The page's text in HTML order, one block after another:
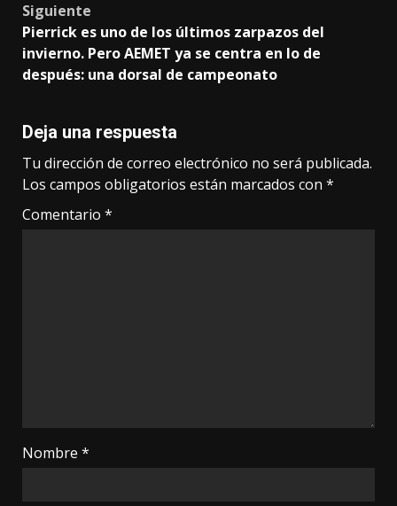
Siguiente
Pierrick es uno de los últimos zarpazos del
invierno. Pero AEMET ya se centra en lo de
después: una dorsal de campeonato
Deja una respuesta
Tu dirección de correo electrónico no será publicada.
Los campos obligatorios están marcados con *
Comentario *
Nombre *